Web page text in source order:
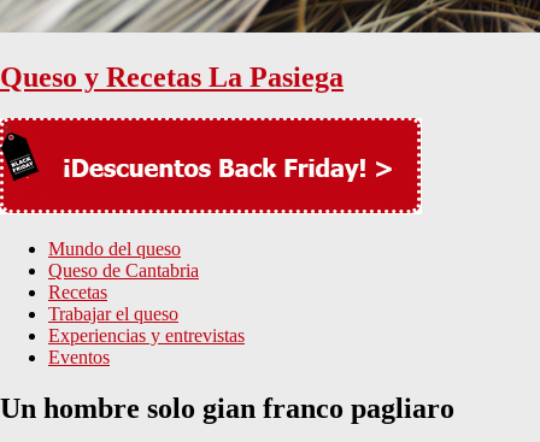
Queso y Recetas La Pasiega
Mundo del queso
Queso de Cantabria
Recetas
Trabajar el queso
Experiencias y entrevistas
Eventos
Un hombre solo gian franco pagliaro